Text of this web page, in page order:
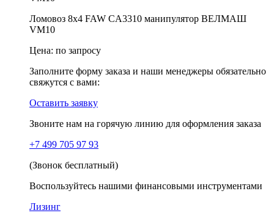
Ломовоз 8х4 FAW CA3310 манипулятор ВЕЛМАШ
VM10
Цена: по запросу
Заполните форму заказа и наши менеджеры обязательно
свяжутся с вами:
Оставить заявку
Звоните нам на горячую линию для оформления заказа
+7 499 705 97 93
(Звонок бесплатный)
Воспользуйтесь нашими финансовыми инструментами
Лизинг